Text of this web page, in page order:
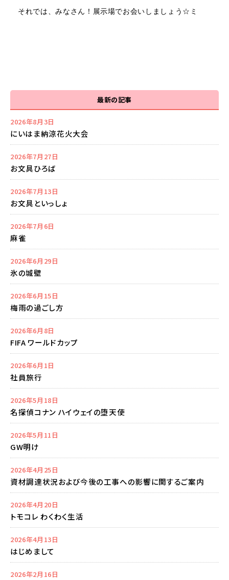
それでは、みなさん！展示場でお会いしましょう☆ミ
最新の記事
2026年8月3日
にいはま納涼花火大会
2026年7月27日
お文具ひろば
2026年7月13日
お文具といっしょ
2026年7月6日
麻雀
2026年6月29日
氷の城壁
2026年6月15日
梅雨の過ごし方
2026年6月8日
FIFA ワールドカップ
2026年6月1日
社員旅行
2026年5月18日
名探偵コナン ハイウェイの堕天使
2026年5月11日
GW明け
2026年4月25日
資材調達状況および今後の工事への影響に関するご案内
2026年4月20日
トモコレ わくわく生活
2026年4月13日
はじめまして
2026年2月16日